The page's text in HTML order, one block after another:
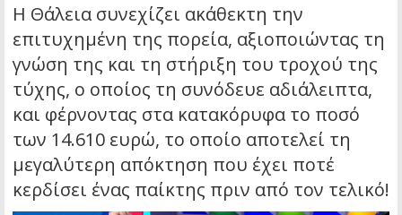
Η Θάλεια συνεχίζει ακάθεκτη την
επιτυχημένη της πορεία, αξιοποιώντας τη
γνώση της και τη στήριξη του τροχού της
τύχης, ο οποίος τη συνόδευε αδιάλειπτα,
και φέρνοντας στα κατακόρυφα το ποσό
των 14.610 ευρώ, το οποίο αποτελεί τη
μεγαλύτερη απόκτηση που έχει ποτέ
κερδίσει ένας παίκτης πριν από τον τελικό!